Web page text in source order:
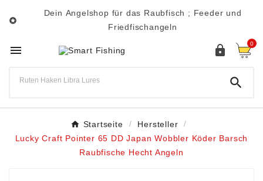

Dein Angelshop für das Raubfisch ; Feeder und
Friedfischangeln
  0

Startseite
Hersteller
Lucky Craft Pointer 65 DD Japan Wobbler Köder Barsch
Raubfische Hecht Angeln